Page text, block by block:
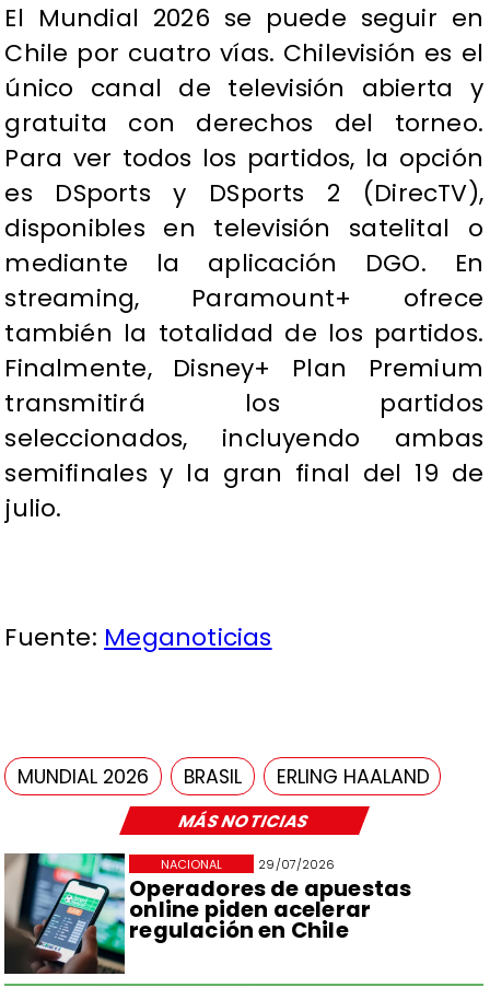
MÁS NOTICIAS
29/07/2026
Operadores de apuestas
online piden acelerar
regulación en Chile
NACIONAL
El Mundial 2026 se puede seguir en
Chile por cuatro vías. Chilevisión es el
único canal de televisión abierta y
gratuita con derechos del torneo.
Para ver todos los partidos, la opción
es DSports y DSports 2 (DirecTV),
disponibles en televisión satelital o
mediante la aplicación DGO. En
streaming, Paramount+ ofrece
también la totalidad de los partidos.
Finalmente, Disney+ Plan Premium
transmitirá los partidos
seleccionados, incluyendo ambas
semifinales y la gran final del 19 de
julio.
Fuente: Meganoticias
MUNDIAL 2026 BRASIL ERLING HAALAND